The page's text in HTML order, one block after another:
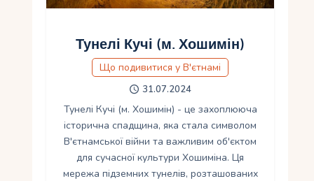
Тунелі Кучі (м. Хошимін)
Що подивитися у В'єтнамі
31.07.2024
Тунелі Кучі (м. Хошимін) - це захоплююча
історична спадщина, яка стала символом
В'єтнамської війни та важливим об'єктом
для сучасної культури Хошиміна. Ця
мережа підземних тунелів, розташованих